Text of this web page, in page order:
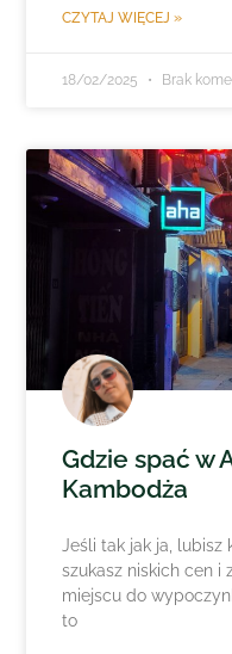
CZYTAJ WIĘCEJ »
18/02/2025 Brak
Gdzie spać w
Kambodża
Jeśli tak jak ja, lubisz
szukasz niskich cen i
miejscu do
to